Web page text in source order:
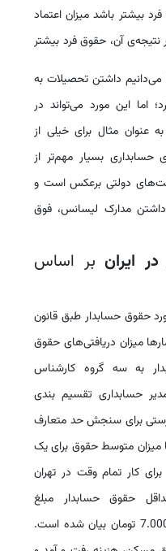
بیشتر باشد میزان اعتماد
آن، حقوق فرد بیشتر
داشتن تحصیلات به
اما این مورد می‏‌تواند در
عنوان مثال برای خیلی از
بسیار مهم‏‌تر از
دولتی برعکس است و
مدارک لیسانس، فوق
ایران بر اساس
حقوق حسابدار طبق قانون
میزان دریافتی‌های حقوق
به سه گروه کارشناس
حسابداری تقسیم بندی
برای سنجش حد متعارف
میزان متوسط حقوق برای یک
حسابداری در سال ۱۳۹۹، برای کار تمام وقت در تهران
حداقل حقوق حسابدار مبلغ
2.500.000 تومان و حداکثر آن7.000.000 تومان بیان شده است.